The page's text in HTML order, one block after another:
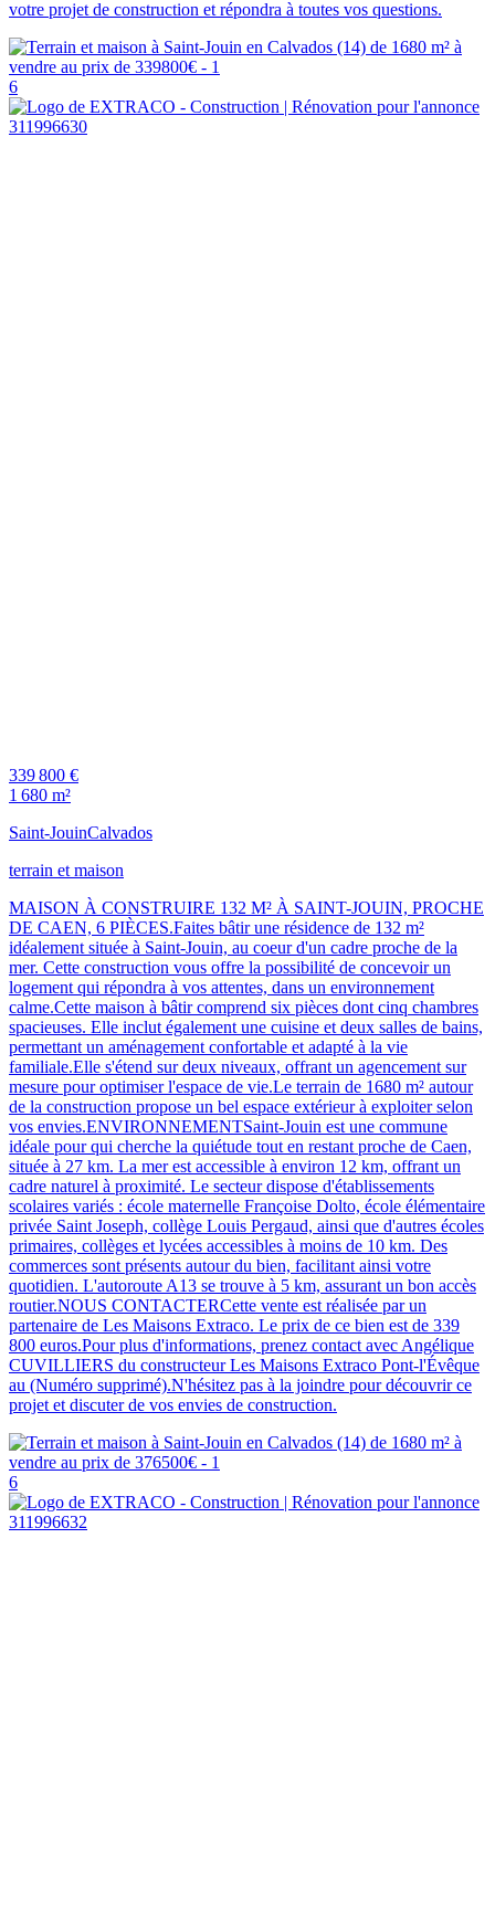
votre projet de construction et répondra à toutes vos questions.
6
339 800 €
1 680 m²
Saint-JouinCalvados
terrain et maison
MAISON À CONSTRUIRE 132 M² À SAINT-JOUIN, PROCHE
DE CAEN, 6 PIÈCES.Faites bâtir une résidence de 132 m²
idéalement située à Saint-Jouin, au coeur d'un cadre proche de la
mer. Cette construction vous offre la possibilité de concevoir un
logement qui répondra à vos attentes, dans un environnement
calme.Cette maison à bâtir comprend six pièces dont cinq chambres
spacieuses. Elle inclut également une cuisine et deux salles de bains,
permettant un aménagement confortable et adapté à la vie
familiale.Elle s'étend sur deux niveaux, offrant un agencement sur
mesure pour optimiser l'espace de vie.Le terrain de 1680 m² autour
de la construction propose un bel espace extérieur à exploiter selon
vos envies.ENVIRONNEMENTSaint-Jouin est une commune
idéale pour qui cherche la quiétude tout en restant proche de Caen,
située à 27 km. La mer est accessible à environ 12 km, offrant un
cadre naturel à proximité. Le secteur dispose d'établissements
scolaires variés : école maternelle Françoise Dolto, école élémentaire
privée Saint Joseph, collège Louis Pergaud, ainsi que d'autres écoles
primaires, collèges et lycées accessibles à moins de 10 km. Des
commerces sont présents autour du bien, facilitant ainsi votre
quotidien. L'autoroute A13 se trouve à 5 km, assurant un bon accès
routier.NOUS CONTACTERCette vente est réalisée par un
partenaire de Les Maisons Extraco. Le prix de ce bien est de 339
800 euros.Pour plus d'informations, prenez contact avec Angélique
CUVILLIERS du constructeur Les Maisons Extraco Pont-l'Évêque
au (Numéro supprimé).N'hésitez pas à la joindre pour découvrir ce
projet et discuter de vos envies de construction.
6